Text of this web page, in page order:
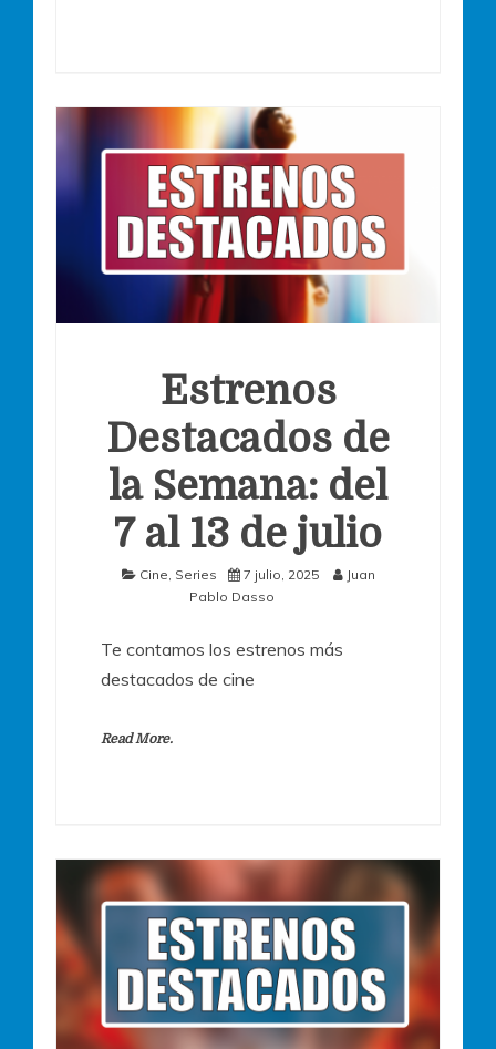
Estrenos
Destacados de
la Semana: del
7 al 13 de julio
Cine, Series 7 julio, 2025
Juan
Pablo Dasso
Te contamos los estrenos más
destacados de cine
Read More.